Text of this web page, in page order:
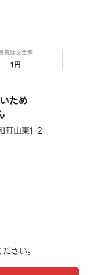
低注文金額
1円
ため
町山東1-2
さい。